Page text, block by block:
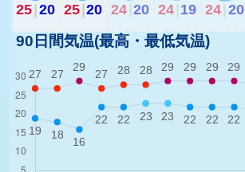
25|20 25|20 24 20 24 19 24 20
90日間気温(最高・最低気温)